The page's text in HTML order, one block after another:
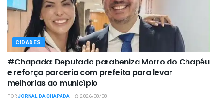
CIDADES
#Chapada: Deputado parabeniza Morro do Chapéu
e reforça parceria com prefeita para levar
melhorias ao município
PORJORNAL DA CHAPADA 2026/08/08